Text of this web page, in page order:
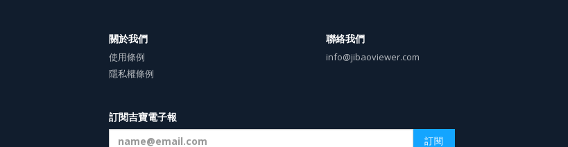
關於我們
使用條例
隱私權條例
聯絡我們
info@jibaoviewer.com
訂閱吉寶電子報
訂閱